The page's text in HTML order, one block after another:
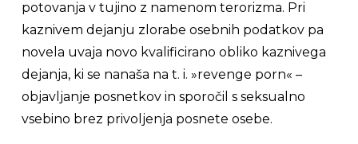
potovanja v tujino z namenom terorizma. Pri
kaznivem dejanju zlorabe osebnih podatkov pa
novela uvaja novo kvalificirano obliko kaznivega
dejanja, ki se nanaša na t. i. »revenge porn« –
objavljanje posnetkov in sporočil s seksualno
vsebino brez privoljenja posnete osebe.